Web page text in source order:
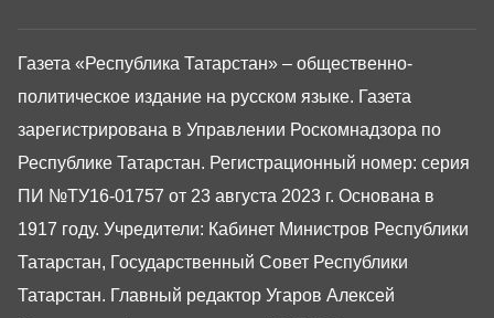
Газета «Республика Татарстан» – общественно-
политическое издание на русском языке. Газета
зарегистрирована в Управлении Роскомнадзора по
Республике Татарстан. Регистрационный номер: серия
ПИ №ТУ16-01757 от 23 августа 2023 г. Основана в
1917 году. Учредители: Кабинет Министров Республики
Татарстан, Государственный Совет Республики
Татарстан. Главный редактор Угаров Алексей